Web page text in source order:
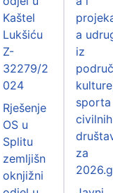
Kaštel
Lukšiću
Z-
32279/2
024
Rješenje
OS u
Splitu
zemljišn
oknjižni
a
iz
sporta
civilnih
za